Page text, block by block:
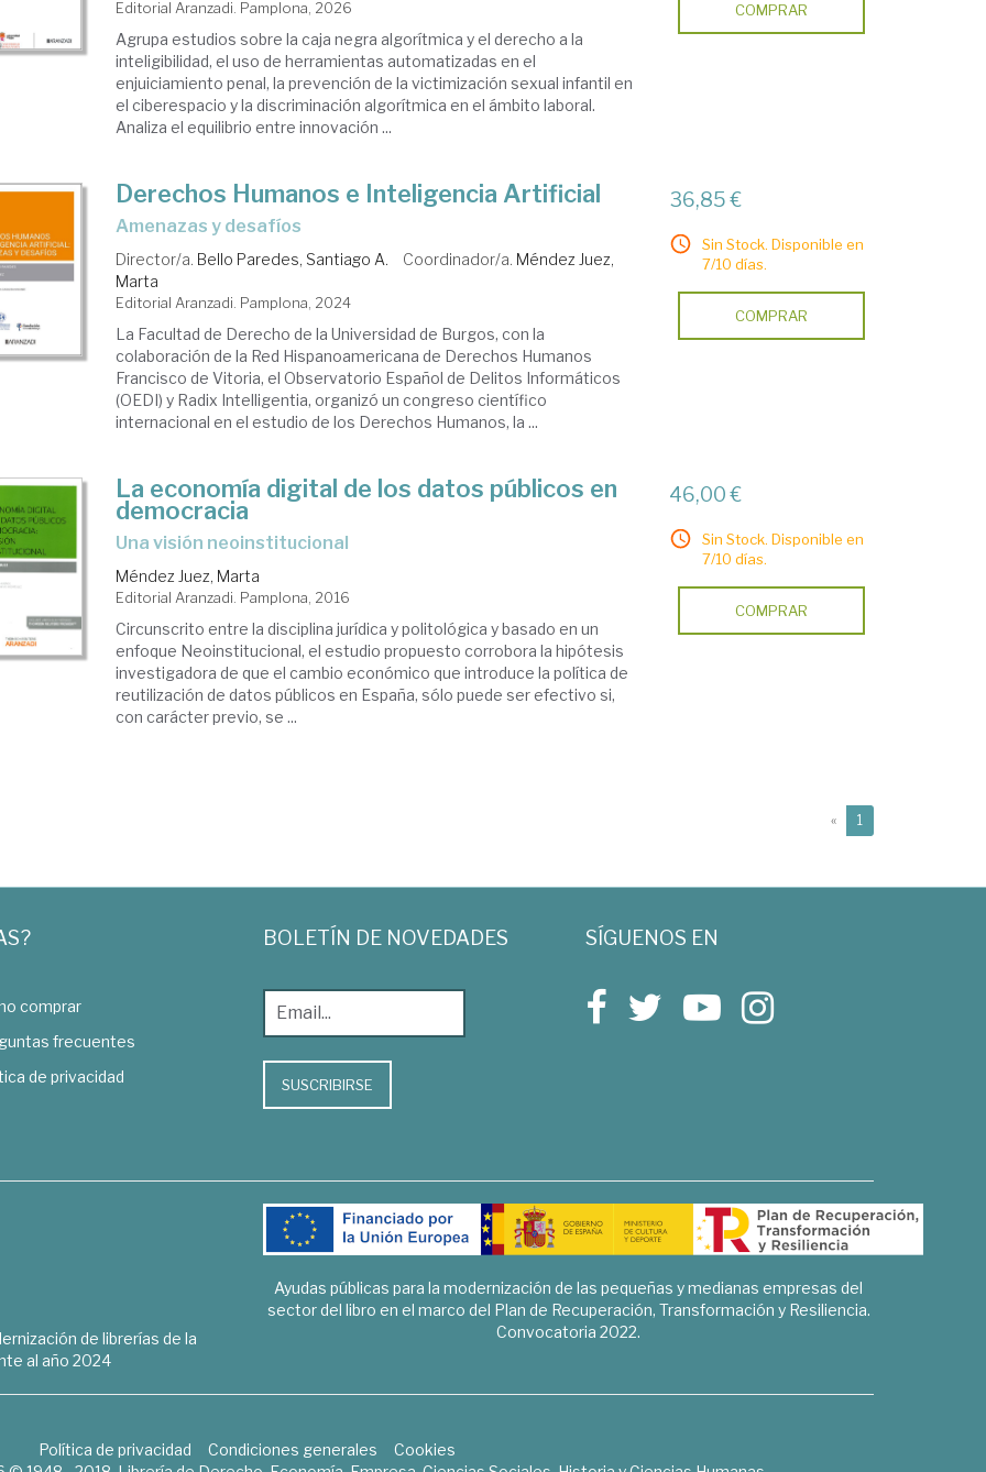
Editorial Aranzadi. Pamplona, 2026
Agrupa estudios sobre la caja negra algorítmica y el derecho a la
inteligibilidad, el uso de herramientas automatizadas en el
enjuiciamiento penal, la prevención de la victimización sexual infantil en
el ciberespacio y la discriminación algorítmica en el ámbito laboral.
Analiza el equilibrio entre innovación ...
COMPRAR
Derechos Humanos e Inteligencia Artificial
amenazas y desafíos
Director/a. Bello Paredes, Santiago A. Coordinador/a. Méndez Juez,
Marta
Editorial Aranzadi. Pamplona, 2024
La Facultad de Derecho de la Universidad de Burgos, con la
colaboración de la Red Hispanoamericana de Derechos Humanos
Francisco de Vitoria, el Observatorio Español de Delitos Informáticos
(OEDI) y Radix Intelligentia, organizó un congreso científico
internacional en el estudio de los Derechos Humanos, la ...
36,85 €
Sin Stock. Disponible en
7/10 días.
COMPRAR
La economía digital de los datos públicos en
democracia
una visión neoinstitucional
Méndez Juez, Marta
Editorial Aranzadi. Pamplona, 2016
Circunscrito entre la disciplina jurídica y politológica y basado en un
enfoque Neoinstitucional, el estudio propuesto corrobora la hipótesis
investigadora de que el cambio económico que introduce la política de
reutilización de datos públicos en España, sólo puede ser efectivo si,
con carácter previo, se ...
46,00 €
Sin Stock. Disponible en
7/10 días.
COMPRAR
« 1
comprar
frecuentes
de privacidad
BOLETÍN DE NOVEDADES
SUSCRIBIRSE
SÍGUENOS EN
de librerías de la
al año 2024
Ayudas públicas para la modernización de las pequeñas y medianas empresas del
sector del libro en el marco del Plan de Recuperación, Transformación y Resiliencia.
Convocatoria 2022.
Política de privacidad Condiciones generales
Cookies